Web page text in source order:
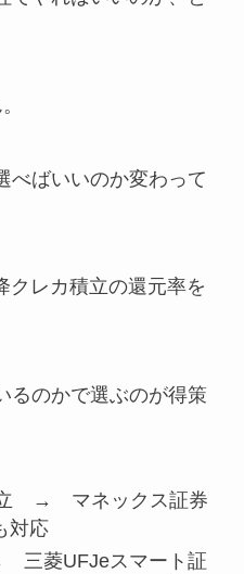
べばいいのか変わって
クレカ積立の還元率を
るのかで選ぶのが得策
立 → マネックス証券
対応
菱UFJeスマート証